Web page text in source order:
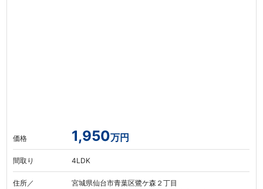
価格 1,950万円
間取り 4LDK
住所／
宮城県仙台市青葉区鷺ケ森２丁目